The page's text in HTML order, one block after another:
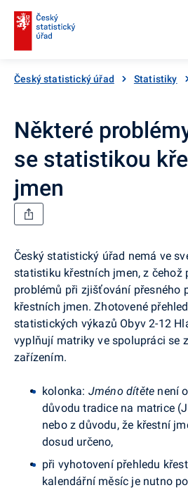
Český statistický úřad Statistiky
Některé
se statistikou
jmen
Český statistický úřad nemá ve
statistiku křestních jmen, z čehož
problémů při zjišťování přesného
křestních jmen. Zhotovené
statistických výkazů Obyv 2-12
vyplňují matriky ve spolupráci se
zařízením.
kolonka: Jméno dítěte není
důvodu tradice na matrice
nebo z důvodu, že křestní
dosud určeno,
při vyhotovení přehledu
kalendářní měsíc je nutno